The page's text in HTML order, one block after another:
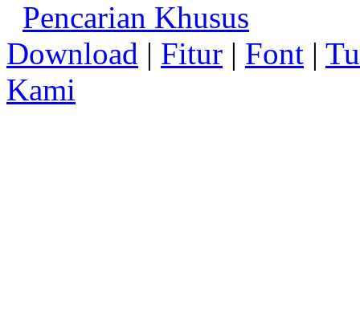
Pencarian Khusus
Download | Fitur | Font |
Kami